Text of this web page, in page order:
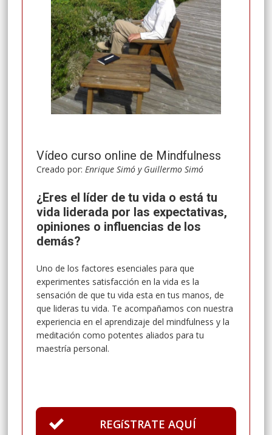
Suscríbete y descargate¡GRATIS!
Vídeo curso online de Mindfulness
Creado por: Enrique Simó y Guillermo Simó
¿Eres el líder de tu vida o está tu
vida liderada por las expectativas,
opiniones o influencias de los
demás?
Uno de los factores esenciales para que
experimentes satisfacción en la vida es la
sensación de que tu vida esta en tus manos, de
que lideras tu vida. Te acompañamos con nuestra
experiencia en el aprendizaje del mindfulness y la
meditación como potentes aliados para tu
maestría personal.
REGíSTRATE AQUÍ